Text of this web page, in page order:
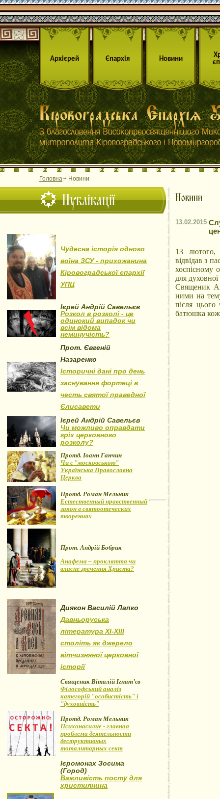
Архієрей Єпархія Новини
Головна Новини
Публікації
Чудесна історія одного
воїна ЗСУ - прихожанина
Кіровоградської єпархії
УПЦ
Ієрей Андрій Савельєв
Розкол в розколі - це
одинокий випадок чи
всім відома
неминучість?
Прот. Євгеній
Назаренко
Історичні дані про день
заснування фортеці в
честь святої праведної
Єлисавети
Ієрей Андрій Савельєв
Чи можливо оправдати
гріх церковного
розколу?
Протд. Іоанн Ганчин
Чи є "московською"
Українська Православна
Церква
Протд. Роман Мельник
Естественный нравственный
закон в святоотеческих
творениях
Прот. Андрій Бобрик
Анафема – прокляття чи
власне зречення Христа?
Диякон Василій Лапко
Давньоруська
література XI-XIII
століть як джерело
вітчизняної церковної
історії
Священик Віталій Ігнат’єв
Філософський аналіз
категорій "особистість" і
"духовність"
Протд. Роман Мельник
Психонасилие - главная
проблема деятельности
деструктивных
тоталитарных сект
Ієромонах Зосима
(Город)
Важливість посту для
християнина
Новини
13.02.2015
13 лютого,
відвідав з
хоспісному
для
Священик
ними на
після
батюшка